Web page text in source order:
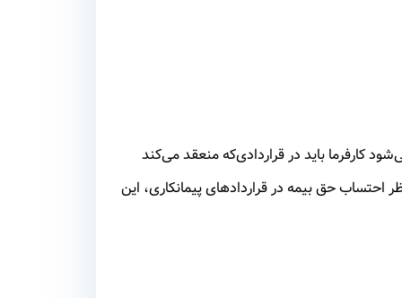
کارفرما باید در قراردادی‌که منعقد می‌کند
احتساب حق بیمه در قراردادهای پیمانکاری، این